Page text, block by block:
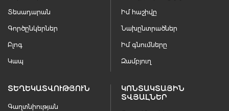
Տեսադարան
Գործընկերներ
Բլոգ
Կապ
Իմ հաշիվը
Նախընտրածներ
Իմ գնումները
Զամբյուղ
ՏԵՂԵԿԱՏՎՈՒԹՅՈՒՆ
Գաղտնիության
ԿՈՆՏԱԿՏԱՅԻՆ
ՏՎՅԱԼՆԵՐ